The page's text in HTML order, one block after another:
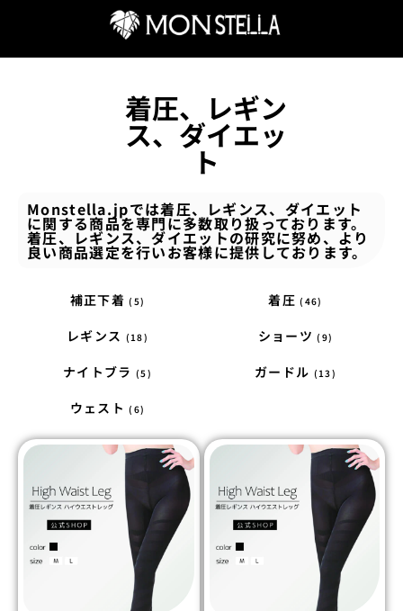
着圧、レギン
ス、ダイエッ
ト
Monstella.jpでは着圧、レギンス、ダイエット
に関する商品を専門に多数取り扱っております。
着圧、レギンス、ダイエットの研究に努め、より
良い商品選定を行いお客様に提供しております。
補正下着(5) 着圧(46)
レギンス (18) ショーツ(9)
ナイトブラ (5) ガードル (13)
ウェスト(6)